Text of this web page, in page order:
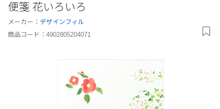
便箋 花いろいろ
メーカー： デザインフィル
商品コード： 4902805204071